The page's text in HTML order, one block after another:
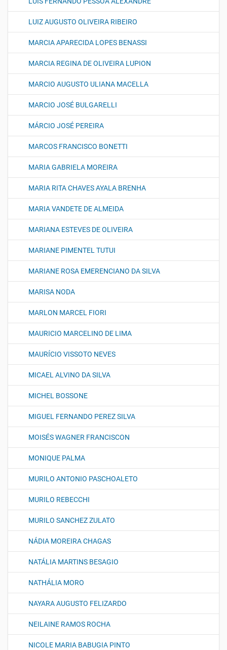
LUIZ AUGUSTO OLIVEIRA RIBEIRO
MARCIA APARECIDA LOPES BENASSI
MARCIA REGINA DE OLIVEIRA LUPION
MARCIO AUGUSTO ULIANA MACELLA
MARCIO JOSÉ BULGARELLI
MÁRCIO JOSÉ PEREIRA
MARCOS FRANCISCO BONETTI
MARIA GABRIELA MOREIRA
MARIA RITA CHAVES AYALA BRENHA
MARIA VANDETE DE ALMEIDA
MARIANA ESTEVES DE OLIVEIRA
MARIANE PIMENTEL TUTUI
MARIANE ROSA EMERENCIANO DA SILVA
MARISA NODA
MARLON MARCEL FIORI
MAURICIO MARCELINO DE LIMA
MAURÍCIO VISSOTO NEVES
MICAEL ALVINO DA SILVA
MICHEL BOSSONE
MIGUEL FERNANDO PEREZ SILVA
MOISÉS WAGNER FRANCISCON
MONIQUE PALMA
MURILO ANTONIO PASCHOALETO
MURILO REBECCHI
MURILO SANCHEZ ZULATO
NÁDIA MOREIRA CHAGAS
NATÁLIA MARTINS BESAGIO
NATHÁLIA MORO
NAYARA AUGUSTO FELIZARDO
NEILAINE RAMOS ROCHA
NICOLE MARIA BABUGIA PINTO